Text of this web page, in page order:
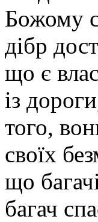
Божому
дібр
що є
із
того,
своїх
що
багач